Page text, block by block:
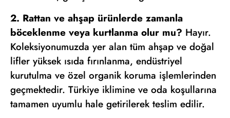
2. Rattan ve ahşap ürünlerde zamanla
böceklenme veya kurtlanma olur mu? Hayır.
Koleksiyonumuzda yer alan tüm ahşap ve doğal
lifler yüksek ısıda fırınlanma, endüstriyel
kurutulma ve özel organik koruma işlemlerinden
geçmektedir. Türkiye iklimine ve oda koşullarına
tamamen uyumlu hale getirilerek teslim edilir.